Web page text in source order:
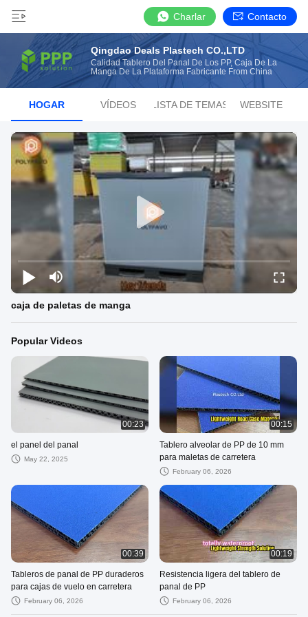
Charlar Contacto
Qingdao Deals Plastech CO.,LTD
Calidad Tablero Del Panal De Los PP, Caja De La
Manga De La Plataforma Fabricante From China
HOGAR VÍDEOS LISTA DE TEMAS WEBSITE
caja de paletas de manga
Popular Videos
00:23
el panel del panal
May 22, 2025
00:15
Tablero alveolar de PP de 10 mm
para maletas de carretera
February 06, 2026
00:39
Tableros de panal de PP duraderos
para cajas de vuelo en carretera
February 06, 2026
00:19
Resistencia ligera del tablero de
panal de PP
February 06, 2026